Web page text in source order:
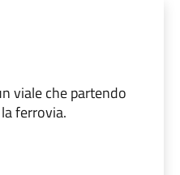
viale che partendo
ferrovia.